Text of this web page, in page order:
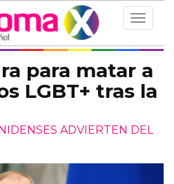
Toggle
para matar a
LGBT+ tras la
ADVIERTEN DEL